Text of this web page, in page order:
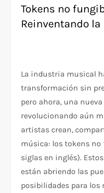
Tokens no
Reinventando
La industria musical
transformación sin
pero ahora, una
revolucionando aún
artistas crean,
música: los tokens no
siglas en inglés).
están abriendo las
posibilidades para